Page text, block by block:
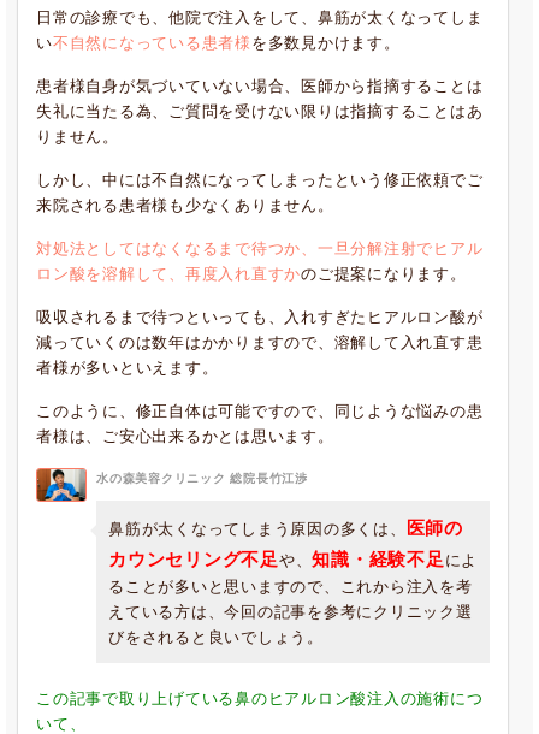
日常の診療でも、他院で注入をして、鼻筋が太くなってしま
い不自然になっている患者様 を多数見かけます。
患者様自身が気づいていない場合、医師から指摘することは
失礼に当たる為、ご質問を受けない限りは指摘することはあ
りません。
しかし、中には不自然になってしまったという修正依頼でご
来院される患者様も少なくありません。
対処法としてはなくなるまで待つか、一旦分解注射でヒアル
ロン酸を溶解して、再度入れ直すかのご提案になります。
吸収されるまで待つといっても、入れすぎたヒアルロン酸が
減っていくのは数年はかかりますので、溶解して入れ直す患
者様が多いといえます。
このように、修正自体は可能ですので、同じような悩みの患
者様は、ご安心出来るかとは思います。
水の森美容クリニック 総院長竹江渉
鼻筋が太くなってしまう原因の多くは、
医師の
カウンセリング不足や、知識・経験不足 によ
ることが多いと思いますので、これから注入を考
えている方は、今回の記事を参考にクリニック選
びをされると良いでしょう。
この記事で取り上げている鼻のヒアルロン酸注入の施術につ
いて、